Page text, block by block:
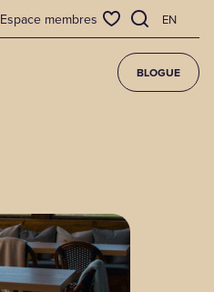
Espace membres EN
BLOGUE